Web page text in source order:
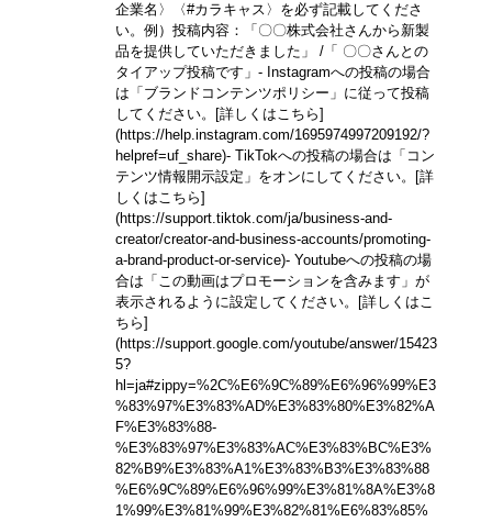
企業名〉〈#カラキャス〉を必ず記載してくださ
い。 例）投稿内容：「〇〇株式会社さんから新製
品を提供していただきました」 /「 〇〇さんとの
タイアップ投稿です」 - Instagramへの投稿の場合
は「ブランドコンテンツポリシー」に従って投稿
してください。
[詳しくはこちら]
(https://help.instagram.com/1695974997209192/?
helpref=uf_share)- TikTokへの投稿の場合は「コン
テンツ情報開示設定」をオンにしてください。
[詳
しくはこちら]
(https://support.tiktok.com/ja/business-and-
creator/creator-and-business-accounts/promoting-
a-brand-product-or-service)- Youtubeへの投稿の場
合は「この動画はプロモーションを含みます」が
表示されるように設定してください。
[詳しくはこ
ちら]
(https://support.google.com/youtube/answer/15423
5?
hl=ja#zippy=%2C%E6%9C%89%E6%96%99%E3
%83%97%E3%83%AD%E3%83%80%E3%82%A
F%E3%83%88-
%E3%83%97%E3%83%AC%E3%83%BC%E3%
82%B9%E3%83%A1%E3%83%B3%E3%83%88
%E6%9C%89%E6%96%99%E3%81%8A%E3%8
1%99%E3%81%99%E3%82%81%E6%83%85%